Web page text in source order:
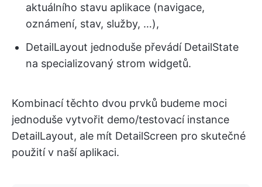
aktuálního stavu aplikace (navigace,
oznámení, stav, služby, …),
DetailLayout jednoduše převádí DetailState
na specializovaný strom widgetů.
Kombinací těchto dvou prvků budeme moci
jednoduše vytvořit demo/testovací instance
DetailLayout, ale mít DetailScreen pro skutečné
použití v naší aplikaci.